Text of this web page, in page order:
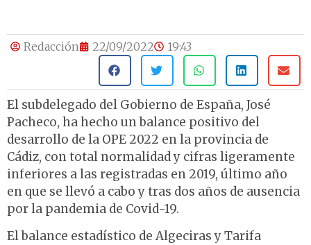
Redacción 22/09/2022 19:43
El subdelegado del Gobierno de España, José
Pacheco, ha hecho un balance positivo del
desarrollo de la OPE 2022 en la provincia de
Cádiz, con total normalidad y cifras ligeramente
inferiores a las registradas en 2019, último año
en que se llevó a cabo y tras dos años de ausencia
por la pandemia de Covid-19.
El balance estadístico de Algeciras y Tarifa